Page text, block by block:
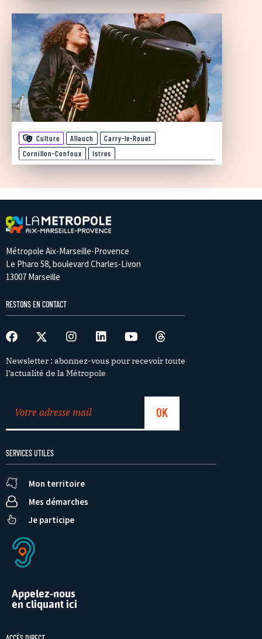
Culture Allauch
Carry-le-Rouet
Cornillon-Confoux
Istres
Métropole Aix-Marseille-Provence
Le Pharo 58, boulevard Charles-Livon
13007 Marseille
RESTONS EN CONTACT
Newsletter : abonnez-vous pour recevoir toute
l’actualité de la Métropole
SERVICES UTILES
Mon territoire
Mes démarches
Je participe
Appelez-nous
en cliquant ici